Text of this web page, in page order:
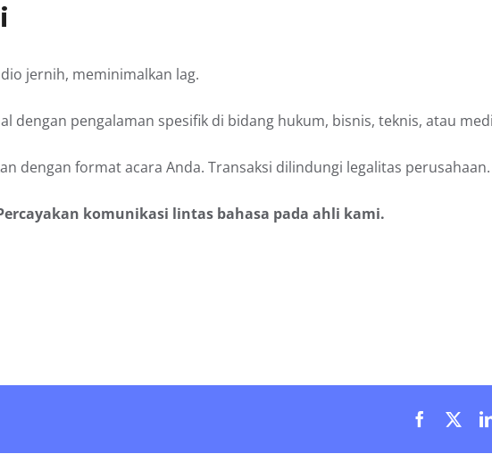
jernih, meminimalkan lag.
dengan pengalaman spesifik di bidang hukum, bisnis, teknis, atau
dengan format acara Anda. Transaksi dilindungi legalitas perusahaan.
komunikasi lintas bahasa pada ahli kami.
Facebook